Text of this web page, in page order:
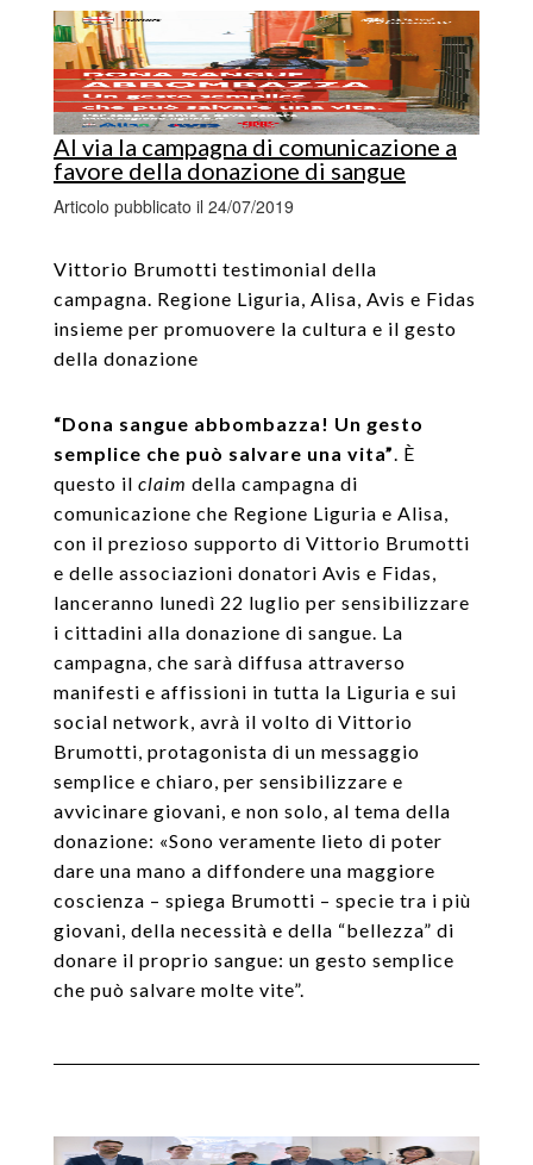
Al via la campagna di comunicazione a
favore della donazione di sangue
Articolo pubblicato il 24/07/2019
Vittorio Brumotti testimonial della
campagna. Regione Liguria, Alisa, Avis e Fidas
insieme per promuovere la cultura e il gesto
della donazione
“Dona sangue abbombazza! Un gesto
semplice che può salvare una vita” . È
questo il claim della campagna di
comunicazione che Regione Liguria e Alisa,
con il prezioso supporto di Vittorio Brumotti
e delle associazioni donatori Avis e Fidas,
lanceranno lunedì 22 luglio per sensibilizzare
i cittadini alla donazione di sangue. La
campagna, che sarà diffusa attraverso
manifesti e affissioni in tutta la Liguria e sui
social network, avrà il volto di Vittorio
Brumotti, protagonista di un messaggio
semplice e chiaro, per sensibilizzare e
avvicinare giovani, e non solo, al tema della
donazione: «Sono veramente lieto di poter
dare una mano a diffondere una maggiore
coscienza – spiega Brumotti – specie tra i più
giovani, della necessità e della “bellezza” di
donare il proprio sangue: un gesto semplice
che può salvare molte vite”.